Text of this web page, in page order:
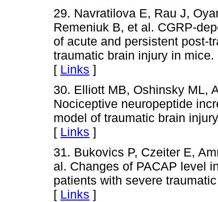
29. Navratilova E, Rau J,
Remeniuk B, et al. CGRP-
of acute and persistent post-
traumatic brain injury in
[ Links ]
30. Elliott MB, Oshinsky ML,
Nociceptive neuropeptide
model of traumatic brain
[ Links ]
31. Bukovics P, Czeiter E,
al. Changes of PACAP level
patients with severe
[ Links ]